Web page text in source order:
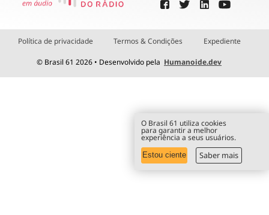
Política de privacidade Termos & Condições Expediente
© Brasil 61 2026 • Desenvolvido pela Humanoide.dev
O Brasil 61 utiliza cookies
para garantir a melhor
experiência a seus usuários.
Estou ciente Saber mais